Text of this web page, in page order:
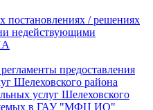
постановлениях / решениях
недействующими
предоставления
Шелеховского района
услуг Шелеховского
в ГАУ "МФЦ ИО"